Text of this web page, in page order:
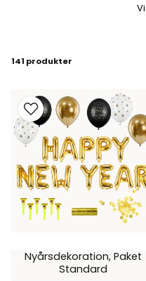
tallrikar, bestick,
Titta gärna in på våra färdig
där allt är packat
Vill du göra det enkelt så
engångstallrikar och kan
för den som önskar en mer
så är ett tips att dekorera
141 produkter
Nyårsdekoration, Paket
Standard